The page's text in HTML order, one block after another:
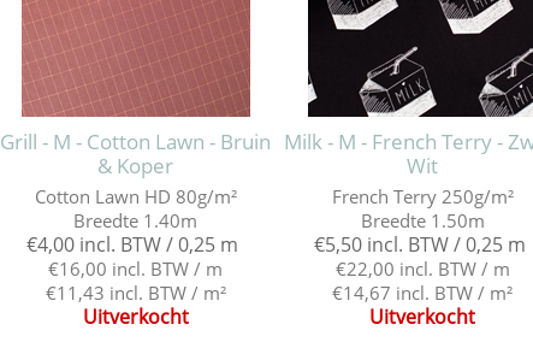
Grill - M - Cotton Lawn - Bruin
& Koper
Cotton Lawn HD 80g/m²
Breedte 1.40m
€4,00 incl. BTW / 0,25 m
€16,00 incl. BTW / m
€11,43 incl. BTW / m²
Uitverkocht
Milk - M - French Terry -
Wit
French Terry 250g/m²
Breedte 1.50m
€5,50 incl. BTW / 0,25 m
€22,00 incl. BTW / m
€14,67 incl. BTW / m²
Uitverkocht